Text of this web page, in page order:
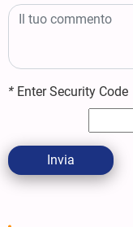
* Enter Security Code
Invia